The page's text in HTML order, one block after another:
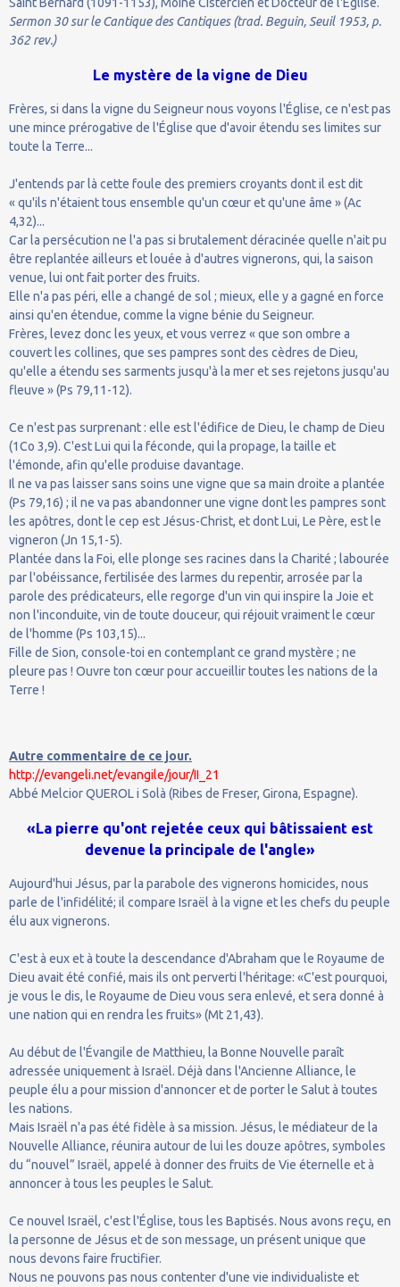
Sermon 30 sur le Cantique des Cantiques (trad. Beguin, Seuil 1953, p.
362 rev.)
Le mystère de la vigne de Dieu
Frères, si dans la vigne du Seigneur nous voyons l'Église, ce n'est pas
une mince prérogative de l'Église que d'avoir étendu ses limites sur
toute la Terre...
J'entends par là cette foule des premiers croyants dont il est dit
« qu'ils n'étaient tous ensemble qu'un cœur et qu'une âme » (Ac
4,32)...
Car la persécution ne l'a pas si brutalement déracinée quelle n'ait pu
être replantée ailleurs et louée à d'autres vignerons, qui, la saison
venue, lui ont fait porter des fruits.
Elle n'a pas péri, elle a changé de sol ; mieux, elle y a gagné en force
ainsi qu'en étendue, comme la vigne bénie du Seigneur.
Frères, levez donc les yeux, et vous verrez « que son ombre a
couvert les collines, que ses pampres sont des cèdres de Dieu,
qu'elle a étendu ses sarments jusqu'à la mer et ses rejetons jusqu'au
fleuve » (Ps 79,11-12).
Ce n'est pas surprenant : elle est l'édifice de Dieu, le champ de Dieu
(1Co 3,9). C'est Lui qui la féconde, qui la propage, la taille et
l'émonde, afin qu'elle produise davantage.
Il ne va pas laisser sans soins une vigne que sa main droite a plantée
(Ps 79,16) ; il ne va pas abandonner une vigne dont les pampres sont
les apôtres, dont le cep est Jésus-Christ, et dont Lui, Le Père, est le
vigneron (Jn 15,1-5).
Plantée dans la Foi, elle plonge ses racines dans la Charité ; labourée
par l'obéissance, fertilisée des larmes du repentir, arrosée par la
parole des prédicateurs, elle regorge d'un vin qui inspire la Joie et
non l'inconduite, vin de toute douceur, qui réjouit vraiment le cœur
de l'homme (Ps 103,15)...
Fille de Sion, console-toi en contemplant ce grand mystère ; ne
pleure pas ! Ouvre ton cœur pour accueillir toutes les nations de la
Terre !
Autre commentaire de ce jour.
http://evangeli.net/evangile/jour/II_21
Abbé Melcior QUEROL i Solà (Ribes de Freser, Girona, Espagne).
«La pierre qu'ont rejetée ceux qui bâtissaient est
devenue la principale de l'angle»
Aujourd'hui Jésus, par la parabole des vignerons homicides, nous
parle de l'infidélité; il compare Israël à la vigne et les chefs du peuple
élu aux vignerons.
C'est à eux et à toute la descendance d'Abraham que le Royaume de
Dieu avait été confié, mais ils ont perverti l'héritage: «C'est pourquoi,
je vous le dis, le Royaume de Dieu vous sera enlevé, et sera donné à
une nation qui en rendra les fruits» (Mt 21,43).
Au début de l'Évangile de Matthieu, la Bonne Nouvelle paraît
adressée uniquement à Israël. Déjà dans l'Ancienne Alliance, le
peuple élu a pour mission d'annoncer et de porter le Salut à toutes
les nations.
Mais Israël n'a pas été fidèle à sa mission. Jésus, le médiateur de la
Nouvelle Alliance, réunira autour de lui les douze apôtres, symboles
du “nouvel” Israël, appelé à donner des fruits de Vie éternelle et à
annoncer à tous les peuples le Salut.
Ce nouvel Israël, c'est l'Église, tous les Baptisés. Nous avons reçu, en
la personne de Jésus et de son message, un présent unique que
nous devons faire fructifier.
Nous ne pouvons pas nous contenter d'une vie individualiste et